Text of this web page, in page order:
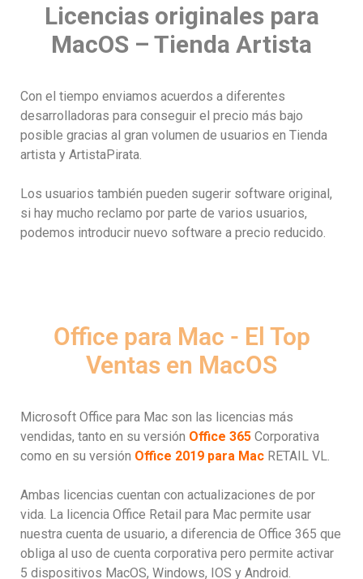
Licencias originales para
MacOS – Tienda Artista
Con el tiempo enviamos acuerdos a diferentes
desarrolladoras para conseguir el precio más bajo
posible gracias al gran volumen de usuarios en Tienda
artista y ArtistaPirata.
Los usuarios también pueden sugerir software original,
si hay mucho reclamo por parte de varios usuarios,
podemos introducir nuevo software a precio reducido.
Office para Mac - El Top
Ventas en MacOS
Microsoft Office para Mac son las licencias más
vendidas, tanto en su versión Office 365 Corporativa
como en su versión Office 2019 para Mac RETAIL VL.
Ambas licencias cuentan con actualizaciones de por
vida. La licencia Office Retail para Mac permite usar
nuestra cuenta de usuario, a diferencia de Office 365 que
obliga al uso de cuenta corporativa pero permite activar
5 dispositivos MacOS, Windows, IOS y Android.